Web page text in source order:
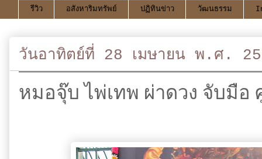
รีวิว อสังหาริมทรัพย์ ปฏิทินข่าว วัฒนธรรม
วันอาทิตย์ที่ 28 เมษายน พ.ศ.
หมอจุ๊บ ไพ่เทพ ผ่าดวง จับมือ